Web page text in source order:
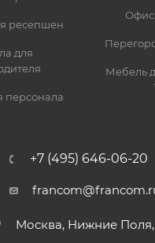
ресепшен
для
персонала
Мебель
+7 (495) 646-06-20
Москва, Нижние Поля,